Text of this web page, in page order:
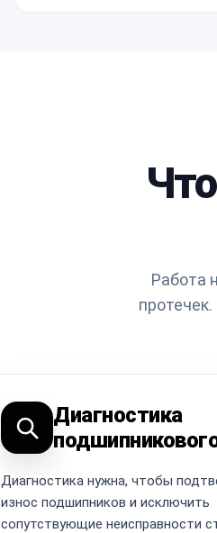
Работа
Диагностика
Диагностика нужна, чтобы
износ подшипников и исключить
сопутствующие неисправности